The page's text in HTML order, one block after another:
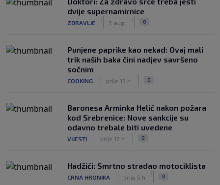
dvije supernamirnice
ZDRAVLJE 7. aug. 0
Punjene paprike kao nekad: Ovaj mali
trik naših baka čini nadjev savršeno
sočnim
COOKING prije 13 h 0
Baronesa Arminka Helić nakon požara
kod Srebrenice: Nove sankcije su
odavno trebale biti uvedene
VIJESTI prije 12 h 0
Hadžići: Smrtno stradao motociklista
CRNA HRONIKA prije 5 h 0